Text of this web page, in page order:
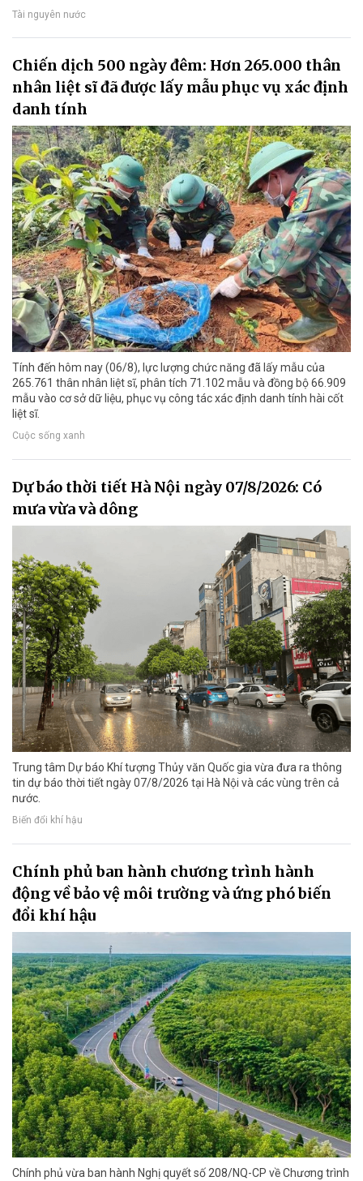
Tài nguyên nước
Chiến dịch 500 ngày đêm: Hơn 265.000 thân
nhân liệt sĩ đã được lấy mẫu phục vụ xác định
danh tính
Tính đến hôm nay (06/8), lực lượng chức năng đã lấy mẫu của
265.761 thân nhân liệt sĩ, phân tích 71.102 mẫu và đồng bộ 66.909
mẫu vào cơ sở dữ liệu, phục vụ công tác xác định danh tính hài cốt
liệt sĩ.
Cuộc sống xanh
Dự báo thời tiết Hà Nội ngày 07/8/2026: Có
mưa vừa và dông
Trung tâm Dự báo Khí tượng Thủy văn Quốc gia vừa đưa ra thông
tin dự báo thời tiết ngày 07/8/2026 tại Hà Nội và các vùng trên cả
nước.
Biến đổi khí hậu
Chính phủ ban hành chương trình hành
động về bảo vệ môi trường và ứng phó biến
đổi khí hậu
Chính phủ vừa ban hành Nghị quyết số 208/NQ-CP về Chương trình